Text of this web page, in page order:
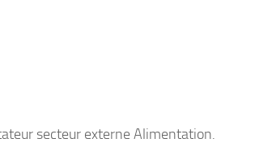
secteur externe Alimentation.